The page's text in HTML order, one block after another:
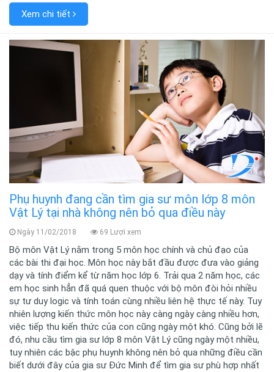
Xem chi tiết
Phụ huynh đang cần tìm gia sư môn lớp 8 môn
Vật Lý tại nhà không nên bỏ qua điều này
Ngày 11/02/2018 69 Lượi xem
Bộ môn Vật Lý nằm trong 5 môn học chính và chủ đạo của
các bài thi đại học. Môn học này bắt đầu được đưa vào giảng
dạy và tính điểm kể từ năm học lớp 6. Trải qua 2 năm học, các
em học sinh hẳn đã quá quen thuộc với bộ môn đòi hỏi nhiều
sự tư duy logic và tính toán cùng nhiều liên hệ thực tế này. Tuy
nhiên lượng kiến thức môn học này càng ngày càng nhiều hơn,
việc tiếp thu kiến thức của con cũng ngày một khó. Cũng bởi lẽ
đó, nhu cầu tìm gia sư lớp 8 môn Vật Lý cũng ngày một nhiều,
tuy nhiên các bậc phụ huynh không nên bỏ qua những điều cần
biết dưới đây của gia sư Đức Minh để tìm gia sư phù hợp nhất